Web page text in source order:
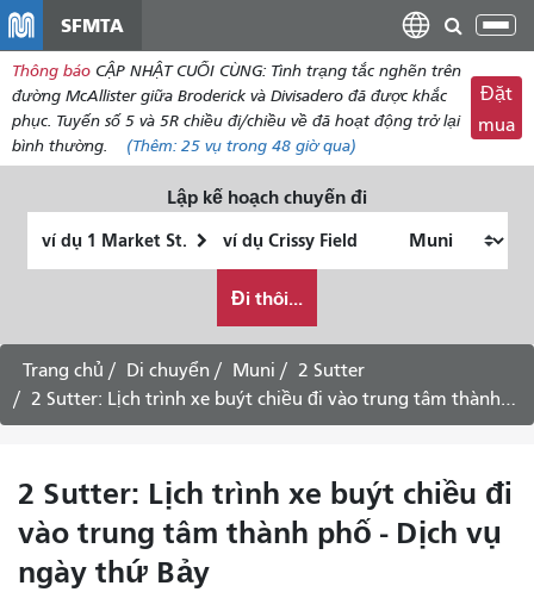
dung
SFMTA
Thông báo CẬP NHẬT CUỐI CÙNG: Tình trạng tắc nghẽn trên
đường McAllister giữa Broderick và Divisadero đã được khắc
phục. Tuyến số 5 và 5R chiều đi/chiều về đã hoạt động trở lại
bình thường.
(Thêm: 25 vụ trong 48 giờ qua)
Đặt
mua
Lập kế hoạch chuyến đi
thúc
muốn
đi
du
lịch
như
nào
Đi thôi...
Trang chủ Di chuyển Muni
2 Sutter
2 Sutter: Lịch trình xe buýt chiều đi vào trung tâm thành phố - Dịch vụ ngày thứ Bảy
2 Sutter: Lịch trình xe buýt chiều đi
vào trung tâm thành phố - Dịch vụ
ngày thứ Bảy